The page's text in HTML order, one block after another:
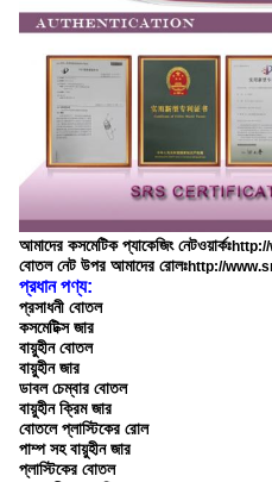
আমাদের কসমেটিক প্যাকেজিং নেটওয়ার্কঃ
বোতল নেট উপর আমাদের রোলঃhttp://
প্রধান পণ্য:
প্রসাধনী বোতল
কসমেটিক্স জার
বায়ুহীন বোতল
বায়ুহীন জার
ডাবল চেম্বার বোতল
বায়ুহীন ক্রিম জার
বোতলে প্লাস্টিকের রোল
পাম্প সহ বায়ুহীন জার
প্লাস্টিকের বোতল